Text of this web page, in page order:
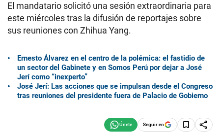
El mandatario solicitó una sesión extraordinaria para
este miércoles tras la difusión de reportajes sobre
sus reuniones con Zhihua Yang.
Ernesto Álvarez en el centro de la polémica: el fastidio de
un sector del Gabinete y en Somos Perú por dejar a José
Jerí como “inexperto”
José Jerí: Las acciones que se impulsan desde el Congreso
tras reuniones del presidente fuera de Palacio de Gobierno
Seguir en